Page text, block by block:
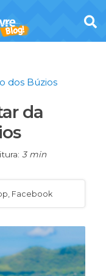
dos Búzios
da
3 min
Facebook